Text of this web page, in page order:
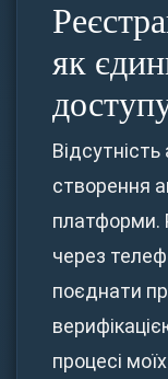
як
створення
платформи.
через
поєднати
процесі